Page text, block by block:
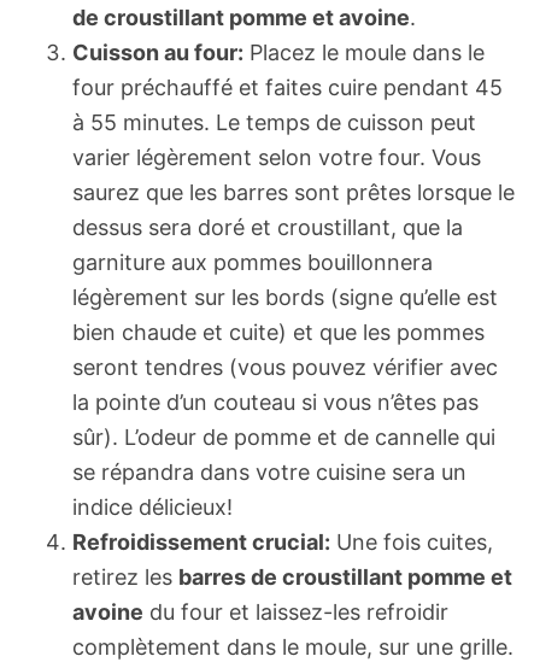
de croustillant pomme et avoine.
Cuisson au four: Placez le moule dans le
four préchauffé et faites cuire pendant 45
à 55 minutes. Le temps de cuisson peut
varier légèrement selon votre four. Vous
saurez que les barres sont prêtes lorsque le
dessus sera doré et croustillant, que la
garniture aux pommes bouillonnera
légèrement sur les bords (signe qu’elle est
bien chaude et cuite) et que les pommes
seront tendres (vous pouvez vérifier avec
la pointe d’un couteau si vous n’êtes pas
sûr). L’odeur de pomme et de cannelle qui
se répandra dans votre cuisine sera un
indice délicieux!
Refroidissement crucial: Une fois cuites,
retirez les barres de croustillant pomme et
avoine du four et laissez-les refroidir
complètement dans le moule, sur une grille.